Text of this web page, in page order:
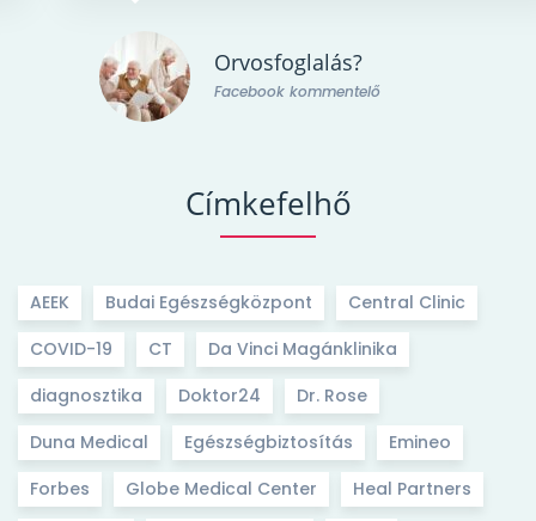
Orvosfoglalás?
Facebook kommentelő
Címkefelhő
AEEK Budai Egészségközpont
Central Clinic
COVID-19
CT
Da Vinci Magánklinika
diagnosztika
Doktor24
Dr. Rose
Duna Medical
Egészségbiztosítás
Emineo
Forbes
Globe Medical Center
Heal Partners